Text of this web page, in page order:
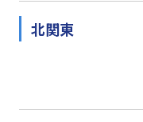
北関東